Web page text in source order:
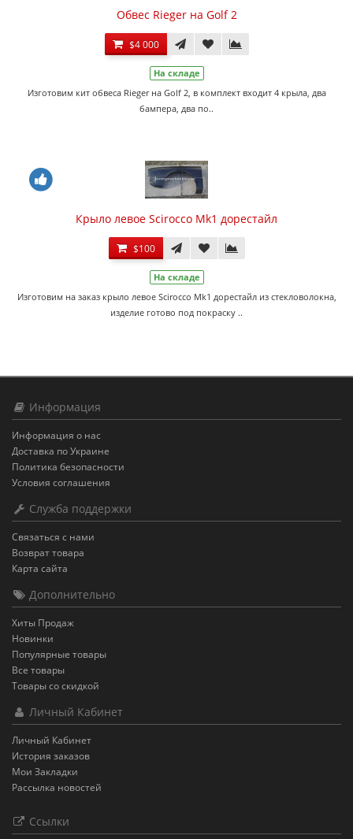
Обвес Rieger на Golf 2
$4 000
На складе
Изготовим кит обвеса Rieger на Golf 2, в комплект входит 4 крыла, два
бампера, два по..
Крыло левое Scirocco Mk1 дорестайл
$100
На складе
Изготовим на заказ крыло левое Scirocco Mk1 дорестайл из стекловолокна,
изделие готово под покраску ..
Информация
Информация о нас
Доставка по Украине
Политика безопасности
Условия соглашения
Служба поддержки
Связаться с нами
Возврат товара
Карта сайта
Дополнительно
Хиты Продаж
Новинки
Популярные товары
Все товары
Товары со скидкой
Личный Кабинет
Личный Кабинет
История заказов
Мои Закладки
Рассылка новостей
Ссылки